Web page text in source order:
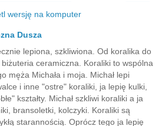
wersję na komputer
Dusza
lepiona, szkliwiona. Od koralika do
ceramiczna. Koraliki to wspólna
męża Michała i moja. Michał lepi
i inne "ostre" koraliki, ja lepię kulki,
kształty. Michał szkliwi koraliki a ja
bransoletki, kolczyki. Koraliki są
starannością. Oprócz tego ja lepię